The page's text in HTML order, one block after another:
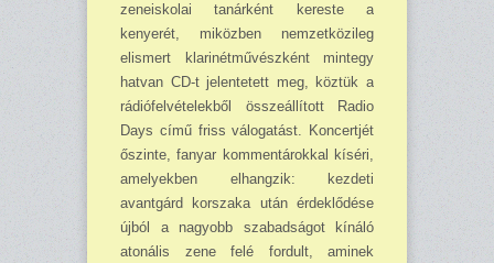
zeneiskolai tanárként kereste a
kenyerét, miközben nemzetközileg
elismert klarinétművészként mintegy
hatvan CD-t jelentetett meg, köztük a
rádiófelvételekből összeállított Radio
Days című friss válogatást. Koncertjét
őszinte, fanyar kommentárokkal kíséri,
amelyekben elhangzik: kezdeti
avantgárd korszaka után érdeklődése
újból a nagyobb szabadságot kínáló
atonális zene felé fordult, aminek